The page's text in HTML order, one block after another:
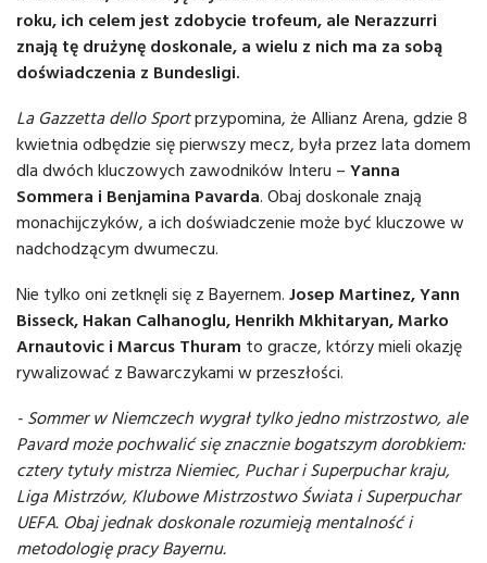
roku, ich celem jest zdobycie trofeum, ale Nerazzurri
znają tę drużynę doskonale, a wielu z nich ma za sobą
doświadczenia z Bundesligi.
La Gazzetta dello Sportprzypomina, że Allianz Arena, gdzie 8
kwietnia odbędzie się pierwszy mecz, była przez lata domem
dla dwóch kluczowych zawodników Interu – Yanna
Sommera i Benjamina Pavarda. Obaj doskonale znają
monachijczyków, a ich doświadczenie może być kluczowe w
nadchodzącym dwumeczu.
Nie tylko oni zetknęli się z Bayernem. Josep Martinez, Yann
Bisseck, Hakan Calhanoglu, Henrikh Mkhitaryan, Marko
Arnautovic i Marcus Thuram to gracze, którzy mieli okazję
rywalizować z Bawarczykami w przeszłości.
- Sommer w Niemczech wygrał tylko jedno mistrzostwo, ale
Pavard może pochwalić się znacznie bogatszym dorobkiem:
cztery tytuły mistrza Niemiec, Puchar i Superpuchar kraju,
Liga Mistrzów, Klubowe Mistrzostwo Świata i Superpuchar
UEFA. Obaj jednak doskonale rozumieją mentalność i
metodologię pracy Bayernu.